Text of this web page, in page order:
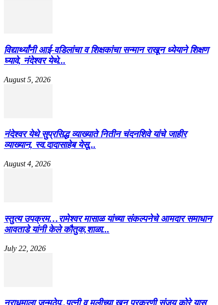
विद्यार्थ्यांनी आई-वडिलांचा व शिक्षकांचा सन्मान राखून ध्येयाने शिक्षण
घ्यावे, नंदेश्वर येथे...
August 5, 2026
नंदेश्वर येथे सुप्रसिद्ध व्याख्याते नितीन चंदनशिवे यांचे जाहीर
व्याख्यान, स्व.दादासाहेब येसू...
August 4, 2026
स्तुत्य उपक्रम…रामेश्वर मासाळ यांच्या संकल्पनेचे आमदार समाधान
आवताडे यांनी केले कौतुक,शाळा...
July 22, 2026